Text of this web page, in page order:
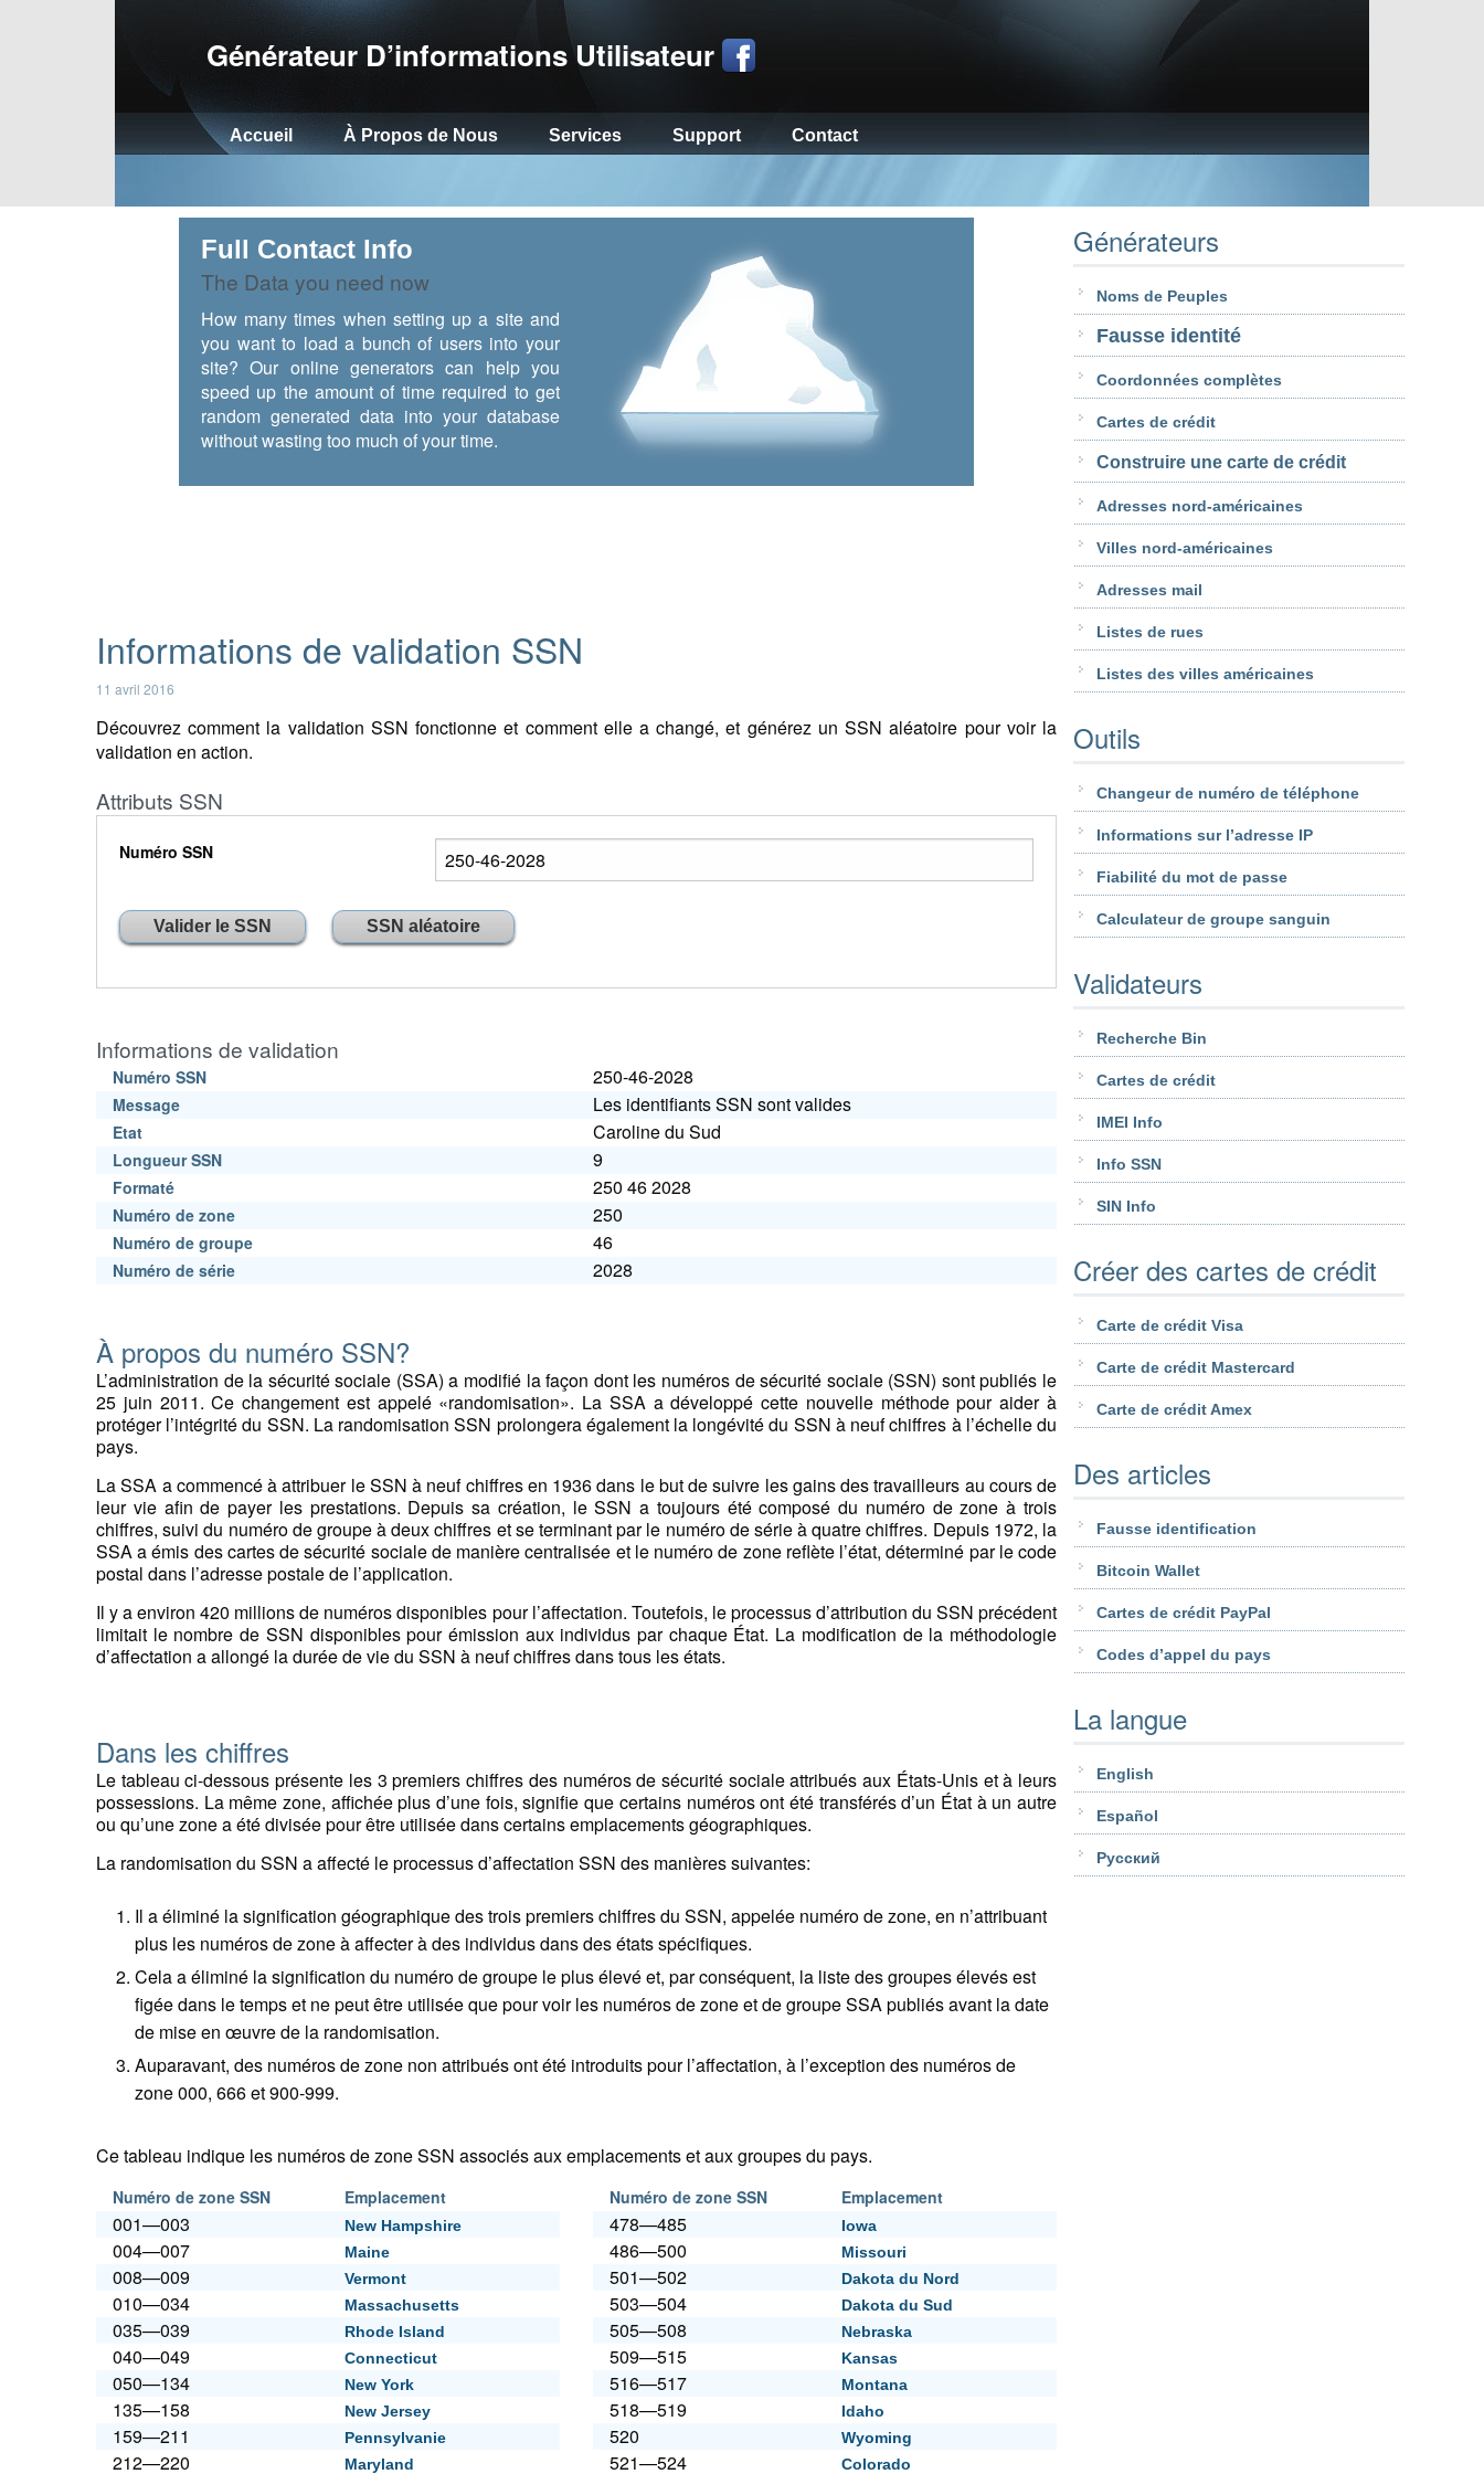
Générateur D’informations Utilisateur
Accueil À Propos de Nous Services Support Contact
Full Contact Info
The Data you need now
How many times when setting up a site and
you want to load a bunch of users into your
site? Our online generators can help you
speed up the amount of time required to get
random generated data into your database
without wasting too much of your time.
Informations de validation SSN
11 avril 2016
Découvrez comment la validation SSN fonctionne et comment elle a changé, et générez un SSN aléatoire pour voir la
validation en action.
Attributs SSN
Numéro SSN
Informations de validation
Numéro SSN 250-46-2028
Message Les identifiants SSN sont valides
Etat Caroline du Sud
Longueur SSN 9
Formaté 250 46 2028
Numéro de zone 250
Numéro de groupe 46
Numéro de série 2028
À propos du numéro SSN?
L’administration de la sécurité sociale (SSA) a modifié la façon dont les numéros de sécurité sociale (SSN) sont publiés le
25 juin 2011. Ce changement est appelé «randomisation». La SSA a développé cette nouvelle méthode pour aider à
protéger l’intégrité du SSN. La randomisation SSN prolongera également la longévité du SSN à neuf chiffres à l’échelle du
pays.
La SSA a commencé à attribuer le SSN à neuf chiffres en 1936 dans le but de suivre les gains des travailleurs au cours de
leur vie afin de payer les prestations. Depuis sa création, le SSN a toujours été composé du numéro de zone à trois
chiffres, suivi du numéro de groupe à deux chiffres et se terminant par le numéro de série à quatre chiffres. Depuis 1972, la
SSA a émis des cartes de sécurité sociale de manière centralisée et le numéro de zone reflète l’état, déterminé par le code
postal dans l’adresse postale de l’application.
Il y a environ 420 millions de numéros disponibles pour l’affectation. Toutefois, le processus d’attribution du SSN précédent
limitait le nombre de SSN disponibles pour émission aux individus par chaque État. La modification de la méthodologie
d’affectation a allongé la durée de vie du SSN à neuf chiffres dans tous les états.
Dans les chiffres
Le tableau ci-dessous présente les 3 premiers chiffres des numéros de sécurité sociale attribués aux États-Unis et à leurs
possessions. La même zone, affichée plus d’une fois, signifie que certains numéros ont été transférés d’un État à un autre
ou qu’une zone a été divisée pour être utilisée dans certains emplacements géographiques.
La randomisation du SSN a affecté le processus d’affectation SSN des manières suivantes:
Il a éliminé la signification géographique des trois premiers chiffres du SSN, appelée numéro de zone, en n’attribuant
plus les numéros de zone à affecter à des individus dans des états spécifiques.
Cela a éliminé la signification du numéro de groupe le plus élevé et, par conséquent, la liste des groupes élevés est
figée dans le temps et ne peut être utilisée que pour voir les numéros de zone et de groupe SSA publiés avant la date
de mise en œuvre de la randomisation.
Auparavant, des numéros de zone non attribués ont été introduits pour l’affectation, à l’exception des numéros de
zone 000, 666 et 900-999.
Ce tableau indique les numéros de zone SSN associés aux emplacements et aux groupes du pays.
Numéro de zone SSN Emplacement
001—003 New Hampshire
004—007 Maine
008—009 Vermont
010—034 Massachusetts
035—039 Rhode Island
040—049 Connecticut
050—134 New York
135—158 New Jersey
159—211 Pennsylvanie
212—220 Maryland
Numéro de zone SSN Emplacement
478—485 Iowa
486—500 Missouri
501—502 Dakota du Nord
503—504 Dakota du Sud
505—508 Nebraska
509—515 Kansas
516—517 Montana
518—519 Idaho
520 Wyoming
521—524 Colorado
Générateurs
Noms de Peuples
Fausse identité
Coordonnées complètes
Cartes de crédit
Construire une carte de crédit
Adresses nord-américaines
Villes nord-américaines
Adresses mail
Listes de rues
Listes des villes américaines
Outils
Changeur de numéro de téléphone
Informations sur l’adresse IP
Fiabilité du mot de passe
Calculateur de groupe sanguin
Validateurs
Recherche Bin
Cartes de crédit
IMEI Info
Info SSN
SIN Info
Créer des cartes de crédit
Carte de crédit Visa
Carte de crédit Mastercard
Carte de crédit Amex
Des articles
Fausse identification
Bitcoin Wallet
Cartes de crédit PayPal
Codes d’appel du pays
La langue
English
Español
Pусский